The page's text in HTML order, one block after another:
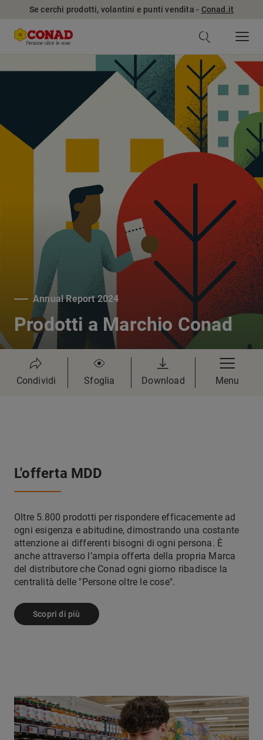
Se cerchi prodotti, volantini e punti vendita - Conad.it
Annual Report 2024
Prodotti a Marchio Conad
Condividi Sfoglia Download Menu
L'offerta MDD
Oltre 5.800 prodotti per rispondere efficacemente ad
ogni esigenza e abitudine, dimostrando una costante
attenzione ai differenti bisogni di ogni persona. È
anche attraverso l’ampia offerta della propria Marca
del distributore che Conad ogni giorno ribadisce la
centralità delle "Persone oltre le cose".
Scopri di più